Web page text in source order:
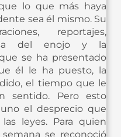
lo que más haya
sea él mismo. Su
reportajes,
del enojo y la
se ha presentado
él le ha puesto, la
el tiempo que le
sentido. Pero esto
el desprecio que
leyes. Para quien
se reconoció